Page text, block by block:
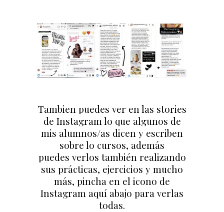
Tambien puedes ver en las stories
de Instagram lo que algunos de
mis alumnos/as dicen y escriben
sobre lo cursos, además
puedes verlos también realizando
sus prácticas, ejercicios y mucho
más, pincha en el icono de
Instagram aquí abajo para verlas
todas.